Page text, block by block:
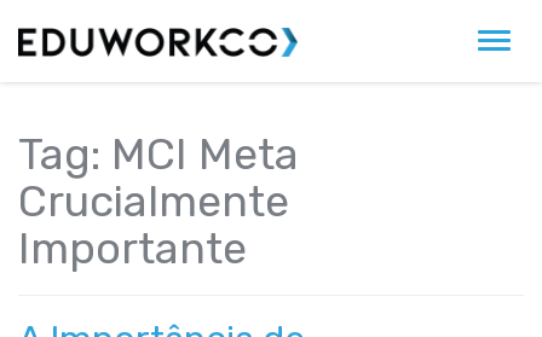
Tag: MCI Meta
Crucialmente
Importante